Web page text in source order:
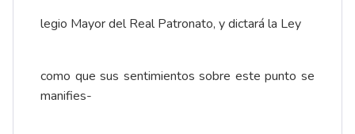
legio Mayor del Real Patronato, y dictará la Ley
como que sus sentimientos sobre este punto se
manifies-